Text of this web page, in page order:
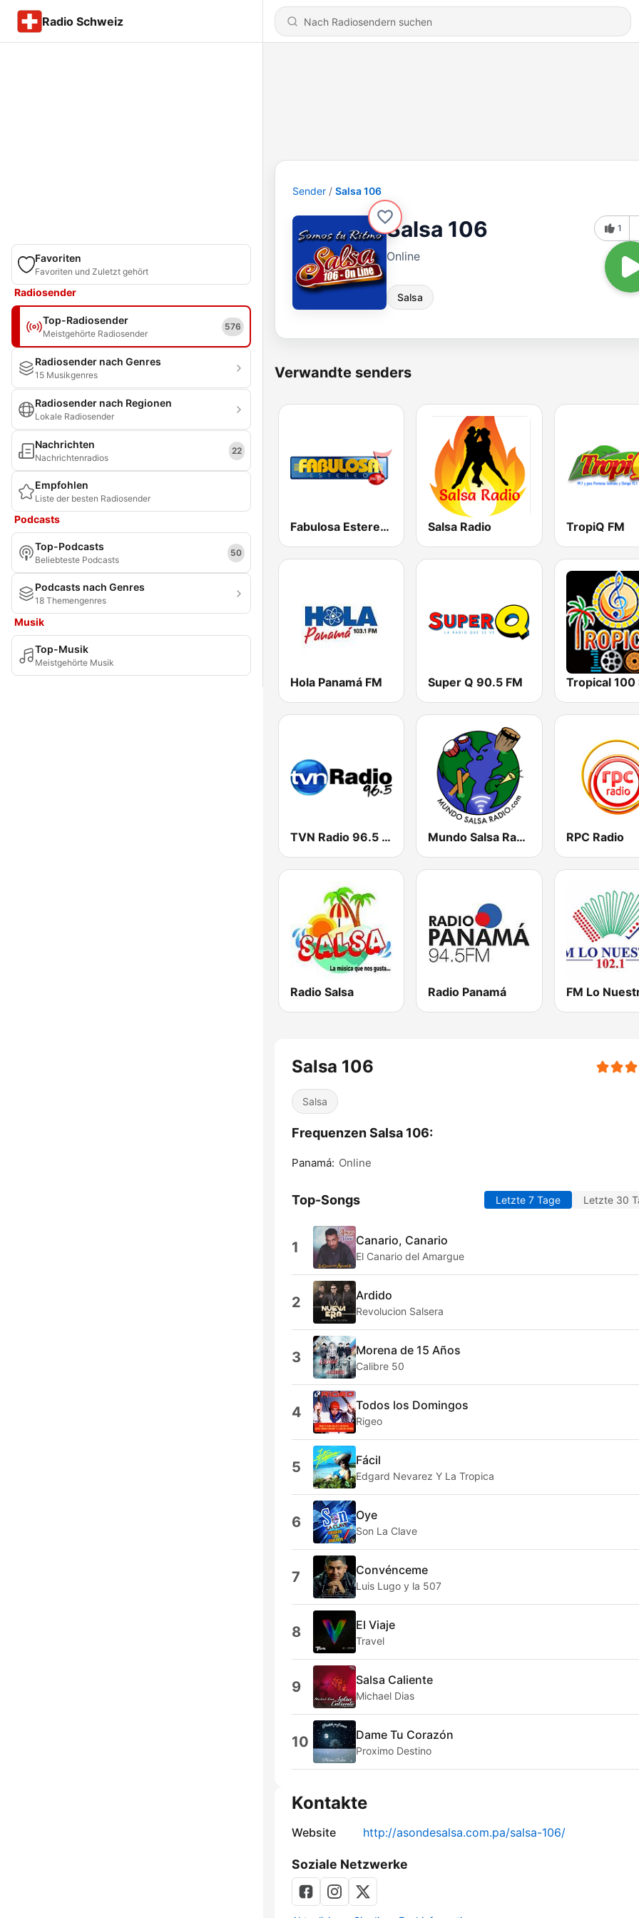
Radio Schweiz
Favoriten
Favoriten und Zuletzt gehört
Radiosender
Top-Radiosender
Meistgehörte Radiosender
576
Radiosender nach Genres
15 Musikgenres
Radiosender nach Regionen
Lokale Radiosender
Nachrichten
Nachrichtenradios
22
Empfohlen
Liste der besten Radiosender
Podcasts
Top-Podcasts
Beliebteste Podcasts
50
Podcasts nach Genres
18 Themengenres
Musik
Top-Musik
Meistgehörte Musik
Sender Salsa 106
Salsa 106
Online
Salsa
1
Verwandte senders
Fabulosa Estereo 100.5 FM Salsa Radio TropiQ FM
Hola Panamá FM Super Q 90.5 FM Tropical 100
TVN Radio 96.5 FM Mundo Salsa Radio RPC Radio
Radio Salsa Radio Panamá FM Lo
Salsa 106
Salsa
Frequenzen Salsa 106:
Panamá: Online
Top-Songs Letzte 7 Tage Letzte 30
1 Canario, Canario
El Canario del Amargue
2 Ardido
Revolucion Salsera
3 Morena de 15 Años
Calibre 50
4 Todos los Domingos
Rigeo
5 Fácil
Edgard Nevarez Y La Tropica
6 Oye
Son La Clave
7 Convénceme
Luis Lugo y la 507
8 El Viaje
Travel
9 Salsa Caliente
Michael Dias
10 Dame Tu Corazón
Proximo Destino
Kontakte
Website http://asondesalsa.com.pa/salsa-106/
Soziale Netzwerke